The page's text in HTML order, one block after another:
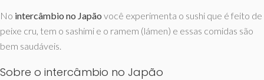
No intercâmbio no Japão você experimenta o sushi que é feito de
peixe cru, tem o sashimi e o ramem (lámen) e essas comidas são
bem saudáveis.
Sobre o intercâmbio no Japão